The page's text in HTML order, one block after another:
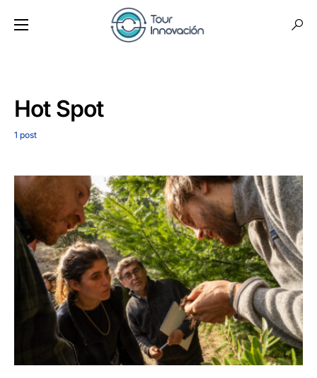
Hot Spot
1 post